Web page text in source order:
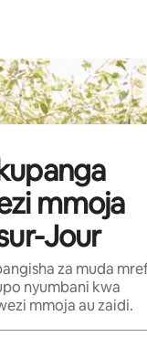
mmoja
Jour
za muda
nyumbani kwa
mmoja au zaidi.